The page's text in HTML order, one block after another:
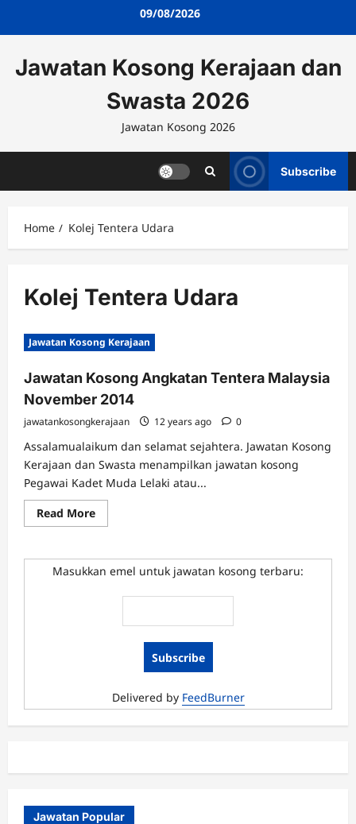
09/08/2026
Jawatan Kosong Kerajaan dan
Swasta 2026
Jawatan Kosong 2026
Subscribe
Home Kolej Tentera Udara
Kolej Tentera Udara
Jawatan Kosong Kerajaan
Jawatan Kosong Angkatan Tentera Malaysia
November 2014
jawatankosongkerajaan 12 years ago 0
Assalamualaikum dan selamat sejahtera. Jawatan Kosong
Kerajaan dan Swasta menampilkan jawatan kosong
Pegawai Kadet Muda Lelaki atau...
Read MoreRead
more
Kosong
Angkatan
Tentera
November
Masukkan emel untuk jawatan kosong terbaru:
Delivered by FeedBurner
Jawatan Popular